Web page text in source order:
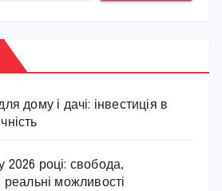
дому і дачі: інвестиція в
2026 році: свобода,
реальні можливості